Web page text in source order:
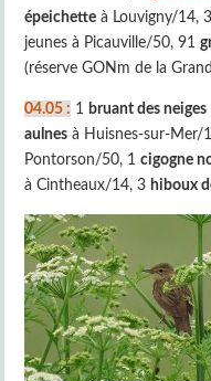
épeichette à Louvigny/14,
jeunes à Picauville/50, 91
(réserve GONm de la
04.05 : 1 bruant des neiges
aulnes à Huisnes-sur-Mer/
Pontorson/50, 1cigogne
à Cintheaux/14, 3 hiboux